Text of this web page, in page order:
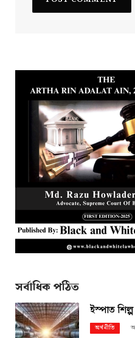
সর্বাধিক পঠিত
ইস্পাত
অর্থনীতি